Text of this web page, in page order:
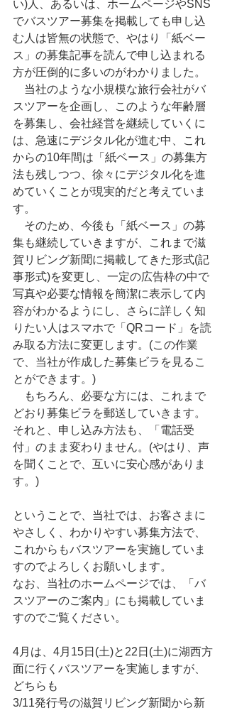
い)人、あるいは、ホームページやSNS
でバスツアー募集を掲載しても申し込
む人は皆無の状態で、やはり「紙ベー
ス」の募集記事を読んで申し込まれる
方が圧倒的に多いのがわかりました。
当社のような小規模な旅行会社がバ
スツアーを企画し、このような年齢層
を募集し、会社経営を継続していくに
は、急速にデジタル化が進む中、これ
からの10年間は「紙ベース」の募集方
法も残しつつ、徐々にデジタル化を進
めていくことが現実的だと考えていま
す。
そのため、今後も「紙ベース」の募
集も継続していきますが、これまで滋
賀リビング新聞に掲載してきた形式(記
事形式)を変更し、一定の広告枠の中で
写真や必要な情報を簡潔に表示して内
容がわかるようにし、さらに詳しく知
りたい人はスマホで「QRコード」を読
み取る方法に変更します。(この作業
で、当社が作成した募集ビラを見るこ
とができます。)
もちろん、必要な方には、これまで
どおり募集ビラを郵送していきます。
それと、申し込み方法も、「電話受
付」のまま変わりません。(やはり、声
を聞くことで、互いに安心感がありま
す。)
ということで、当社では、お客さまに
やさしく、わかりやすい募集方法で、
これからもバスツアーを実施していま
すのでよろしくお願いします。
なお、当社のホームページでは、「バ
スツアーのご案内」にも掲載していま
すのでご覧ください。
4月は、4月15日(土)と22日(土)に湖西方
面に行くバスツアーを実施しますが、
どちらも
3/11発行号の滋賀リビング新聞から新